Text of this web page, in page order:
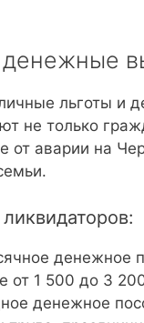
льготы и
не только
от аварии на
денежное
от 1 500 до 3
денежное